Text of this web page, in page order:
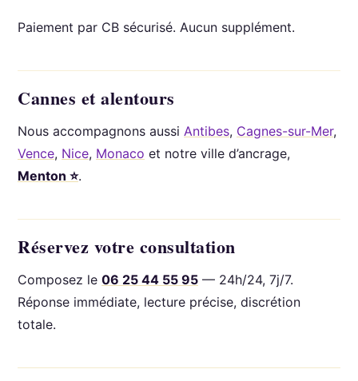
Paiement par CB sécurisé. Aucun supplément.
Cannes et alentours
Nous accompagnons aussi Antibes, Cagnes-sur-Mer,
Vence, Nice, Monaco et notre ville d’ancrage,
Menton ⭐.
Réservez votre consultation
Composez le 06 25 44 55 95 — 24h/24, 7j/7.
Réponse immédiate, lecture précise, discrétion
totale.